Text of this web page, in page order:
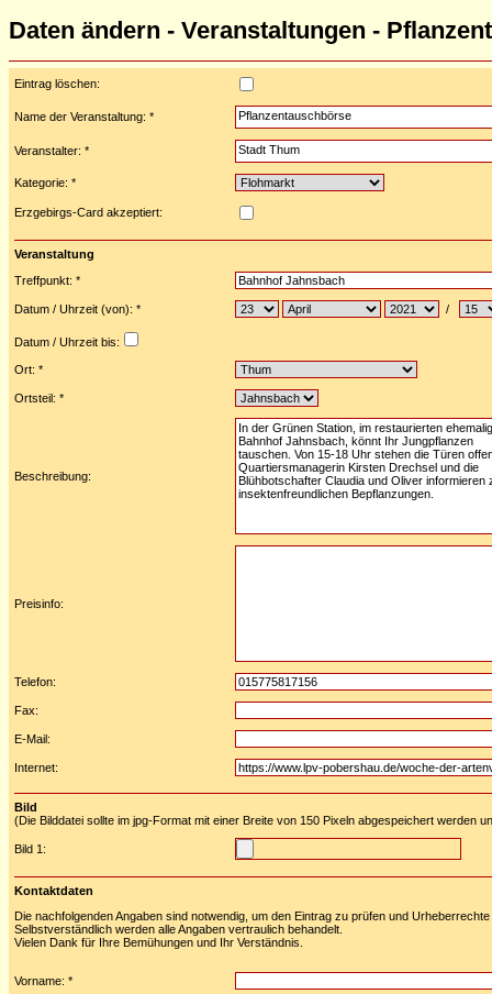
Daten ändern - Veranstaltungen -
Eintrag löschen:
Name der Veranstaltung: *
Veranstalter: *
Kategorie: *
Erzgebirgs-Card akzeptiert:
Veranstaltung
Treffpunkt: *
Datum / Uhrzeit (von): * /
Datum / Uhrzeit bis:
Ort: *
Ortsteil: *
Beschreibung:
Preisinfo:
Telefon:
Fax:
E-Mail:
Internet:
Bild
(Die Bilddatei sollte im jpg-Format mit einer Breite von 150 Pixeln abgespeichert werden
Bild 1:
Kontaktdaten
Die nachfolgenden Angaben sind notwendig, um den Eintrag zu prüfen und
Selbstverständlich werden alle Angaben vertraulich behandelt.
Vielen Dank für Ihre Bemühungen und Ihr Verständnis.
Vorname: *